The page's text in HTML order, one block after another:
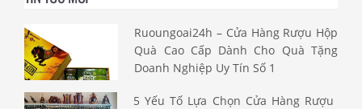
Ruoungoai24h – Cửa Hàng Rượu Hộp
Quà Cao Cấp Dành Cho Quà Tặng
Doanh Nghiệp Uy Tín Số 1
5 Yếu Tố Lựa Chọn Cửa Hàng Rượu